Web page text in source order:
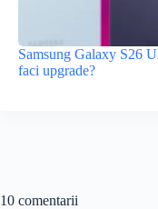
Samsung Galaxy S26
faci upgrade?
10 comentarii